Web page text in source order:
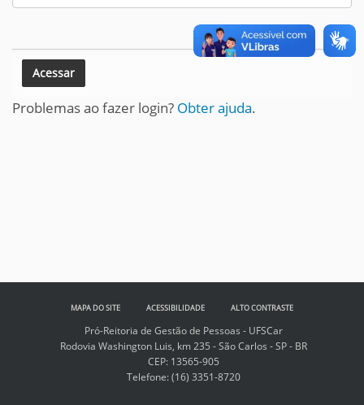
Problemas ao fazer login? Obter ajuda.
MAPA DO SITE ACESSIBILIDADE ALTO CONTRASTE
Pró-Reitoria de Gestão de Pessoas - UFSCar
Rodovia Washington Luis, km 235 - São Carlos - SP - BR
CEP: 13565-905
Telefone:(16) 3351-8720